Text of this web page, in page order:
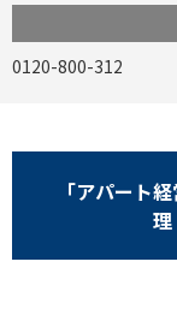
0120-800-312
「アパート
理